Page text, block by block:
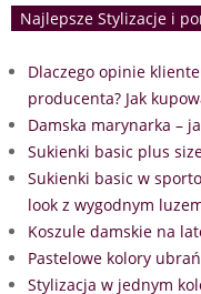
Najlepsze Stylizacje i
Dlaczego opinie
producenta? Jak
Damska marynarka –
Sukienki basic plus
Sukienki basic w
look z wygodnym
Koszule damskie na
Pastelowe kolory
Stylizacja w jednym